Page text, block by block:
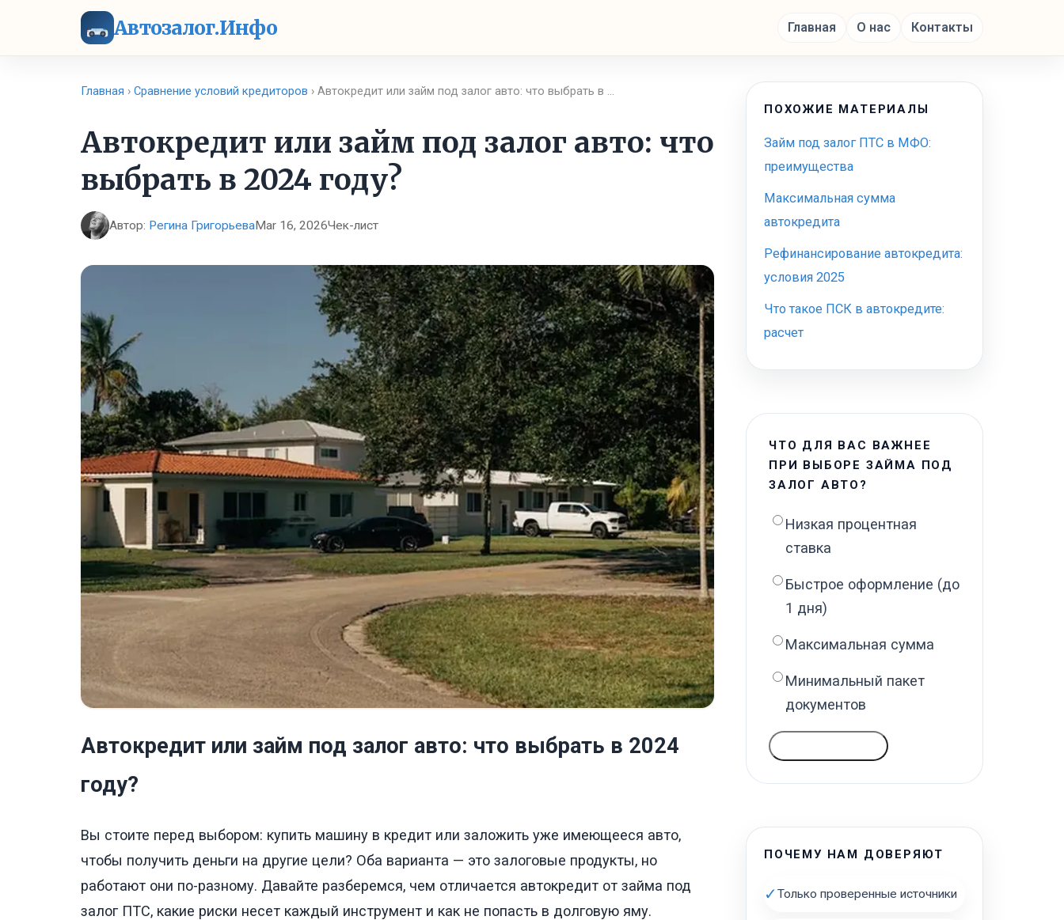
Автозалог.Инфо Главная О нас Контакты
Главная › Сравнение условий кредиторов › Автокредит или займ под залог авто: что выбрать в …
Автокредит или займ под залог авто: что
выбрать в 2024 году?
Автор: Регина ГригорьеваMar 16, 2026Чек-лист
Автокредит или займ под залог авто: что выбрать в 2024
году?
Вы стоите перед выбором: купить машину в кредит или заложить уже имеющееся авто,
чтобы получить деньги на другие цели? Оба варианта — это залоговые продукты, но
работают они по-разному. Давайте разберемся, чем отличается автокредит от займа под
залог ПТС, какие риски несет каждый инструмент и как не попасть в долговую яму.
ПОХОЖИЕ МАТЕРИАЛЫ
Займ под залог ПТС в МФО:
преимущества
Максимальная сумма
автокредита
Рефинансирование автокредита:
условия 2025
Что такое ПСК в автокредите:
расчет
ЧТО ДЛЯ ВАС ВАЖНЕЕ
ПРИ ВЫБОРЕ ЗАЙМА ПОД
ЗАЛОГ АВТО?
Низкая процентная
ставка
Быстрое оформление (до
1 дня)
Максимальная сумма
Минимальный пакет
документов
ПОЧЕМУ НАМ ДОВЕРЯЮТ
✓Только проверенные источники